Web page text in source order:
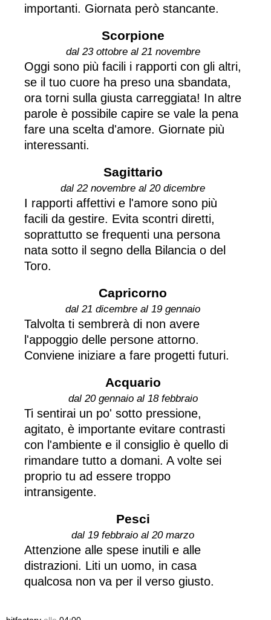
importanti. Giornata però stancante.
Scorpione
dal 23 ottobre al 21 novembre
Oggi sono più facili i rapporti con gli altri,
se il tuo cuore ha preso una sbandata,
ora torni sulla giusta carreggiata! In altre
parole è possibile capire se vale la pena
fare una scelta d'amore. Giornate più
interessanti.
Sagittario
dal 22 novembre al 20 dicembre
I rapporti affettivi e l'amore sono più
facili da gestire. Evita scontri diretti,
soprattutto se frequenti una persona
nata sotto il segno della Bilancia o del
Toro.
Capricorno
dal 21 dicembre al 19 gennaio
Talvolta ti sembrerà di non avere
l'appoggio delle persone attorno.
Conviene iniziare a fare progetti futuri.
Acquario
dal 20 gennaio al 18 febbraio
Ti sentirai un po' sotto pressione,
agitato, è importante evitare contrasti
con l'ambiente e il consiglio è quello di
rimandare tutto a domani. A volte sei
proprio tu ad essere troppo
intransigente.
Pesci
dal 19 febbraio al 20 marzo
Attenzione alle spese inutili e alle
distrazioni. Liti un uomo, in casa
qualcosa non va per il verso giusto.